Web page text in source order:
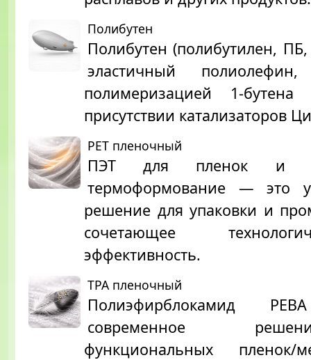
Полибутен
Полибутен (полибутилен,
эластичный
полимеризацией 1-бутена
присутствии катализаторов
PET пленочный
ПЭТ для пленок и
термоформование — это
решение для упаковки и
сочетающее
эффективность.
TPA пленочный
Полиэфирблокамид
современное
функциональных пленок/